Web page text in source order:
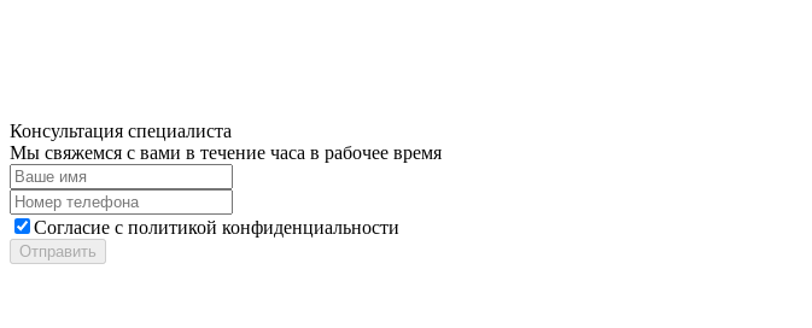
Консультация специалиста
Мы свяжемся с вами в течение часа в рабочее время
Cогласие с политикой конфиденциальности
Отправить